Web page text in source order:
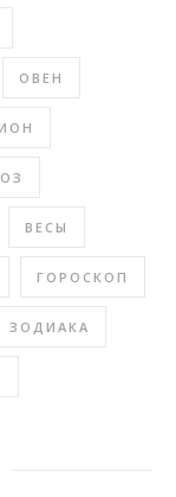
ОВЕН
ВЕСЫ
ГОРОСКОП
ЗОДИАКА